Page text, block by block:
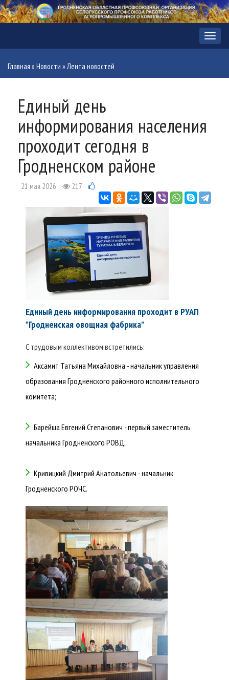
Меню
Главная »Новости »Лента новостей
Единый день
информирования населения
проходит сегодня в
Гродненском районе
21 мая 2026 217
Единый день информирования проходит в РУАП
"Гродненская овощная фабрика"
С трудовым коллективом встретились:
Аксамит Татьяна Михайловна - начальник управления
образования Гродненского районного исполнительного
комитета;
Барейша Евгений Степанович - первый заместитель
начальника Гродненского РОВД;
Кривицкий Дмитрий Анатольевич - начальник
Гродненского РОЧС.